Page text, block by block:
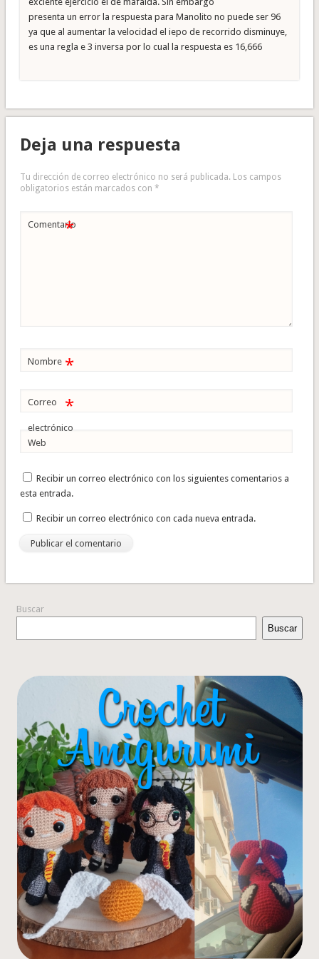
presenta un error la respuesta para Manolito no puede ser 96
ya que al aumentar la velocidad el iepo de recorrido disminuye,
es una regla e 3 inversa por lo cual la respuesta es 16,666
Deja una respuesta
Tu dirección de correo electrónico no será publicada. Los campos
obligatorios están marcados con *
Comentario
*
Nombre *
Correo
electrónico
*
Web
Recibir un correo electrónico con los siguientes comentarios a
esta entrada.
Recibir un correo electrónico con cada nueva entrada.
Buscar
Buscar